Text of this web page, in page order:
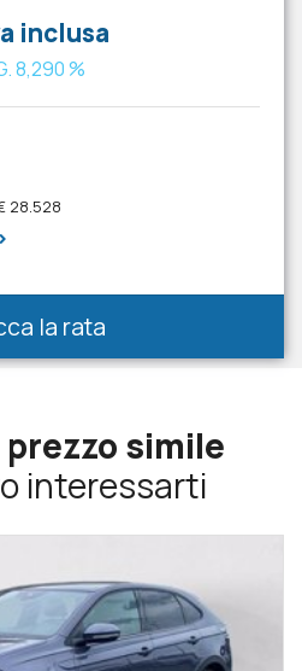
inclusa
8,290 %
28.528
la rata
prezzo simile
interessarti